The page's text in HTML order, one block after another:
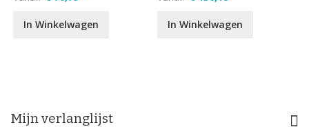
In Winkelwagen In Winkelwagen
Mijn verlanglijst